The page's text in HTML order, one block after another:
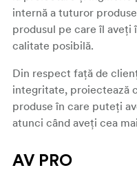
internă a tuturor
produsul pe care îl aveți
calitate posibilă.
Din respect față de
integritate, proiectează
produse în care puteți
atunci când aveți cea
AV PRO